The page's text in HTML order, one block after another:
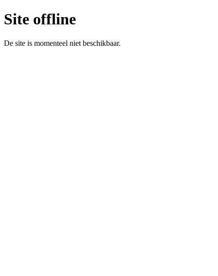
Site offline
De site is momenteel niet beschikbaar.